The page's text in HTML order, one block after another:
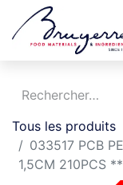
Tous les produits
033517 PCB
1,5CM 210PCS